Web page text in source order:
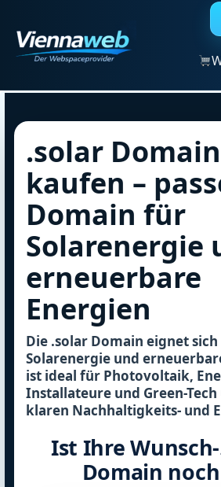
.solar Domain
kaufen –
Domain für
Solarenergie
erneuerbare
Energien
Die .solar Domain eignet
Solarenergie und
ist ideal für Photovoltaik,
Installateure und Green-
klaren Nachhaltigkeits- und
Ist Ihre Wunsch-
Domain